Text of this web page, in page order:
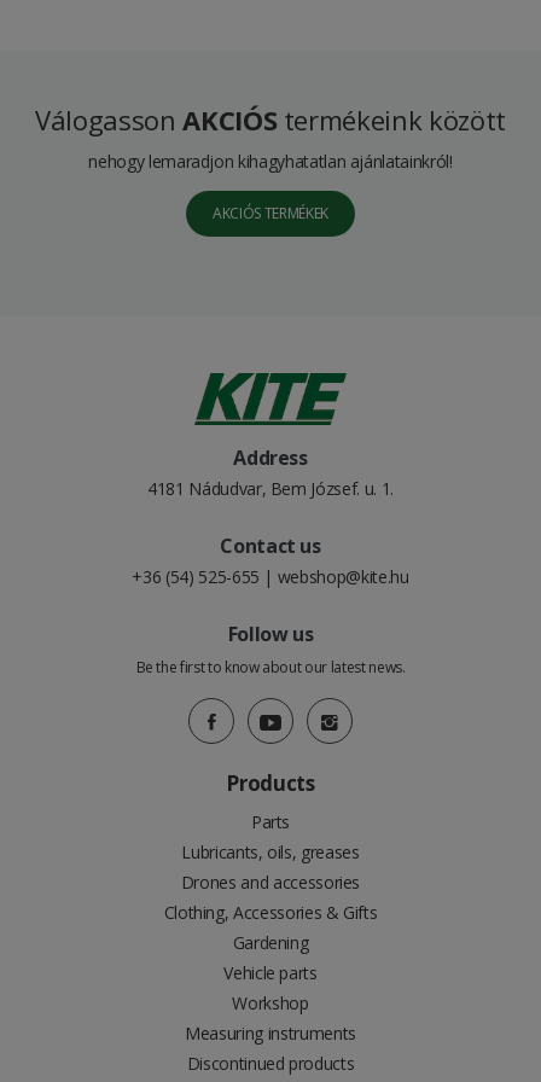
VálogassonAKCIÓStermékeink között
nehogy lemaradjon kihagyhatatlan ajánlatainkról!
AKCIÓS TERMÉKEK
Address
4181 Nádudvar, Bem József. u. 1.
Contact us
+36 (54) 525-655 | webshop@kite.hu
Follow us
Be the first to know about our latest news.
Products
Parts
Lubricants, oils, greases
Drones and accessories
Clothing, Accessories & Gifts
Gardening
Vehicle parts
Workshop
Measuring instruments
Discontinued products